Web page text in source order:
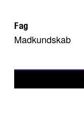
Fag
Madkundskab